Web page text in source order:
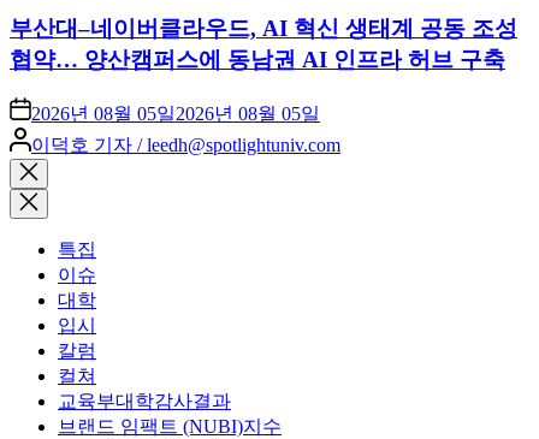
부산대–네이버클라우드, AI 혁신 생태계 공동 조성
협약… 양산캠퍼스에 동남권 AI 인프라 허브 구축
2026년 08월 05일2026년 08월 05일
Posted
by
이덕호 기자 / leedh@spotlightuniv.com
Close
search
특집
이슈
대학
입시
칼럼
컬쳐
교육부대학감사결과
브랜드 임팩트 (NUBI)지수